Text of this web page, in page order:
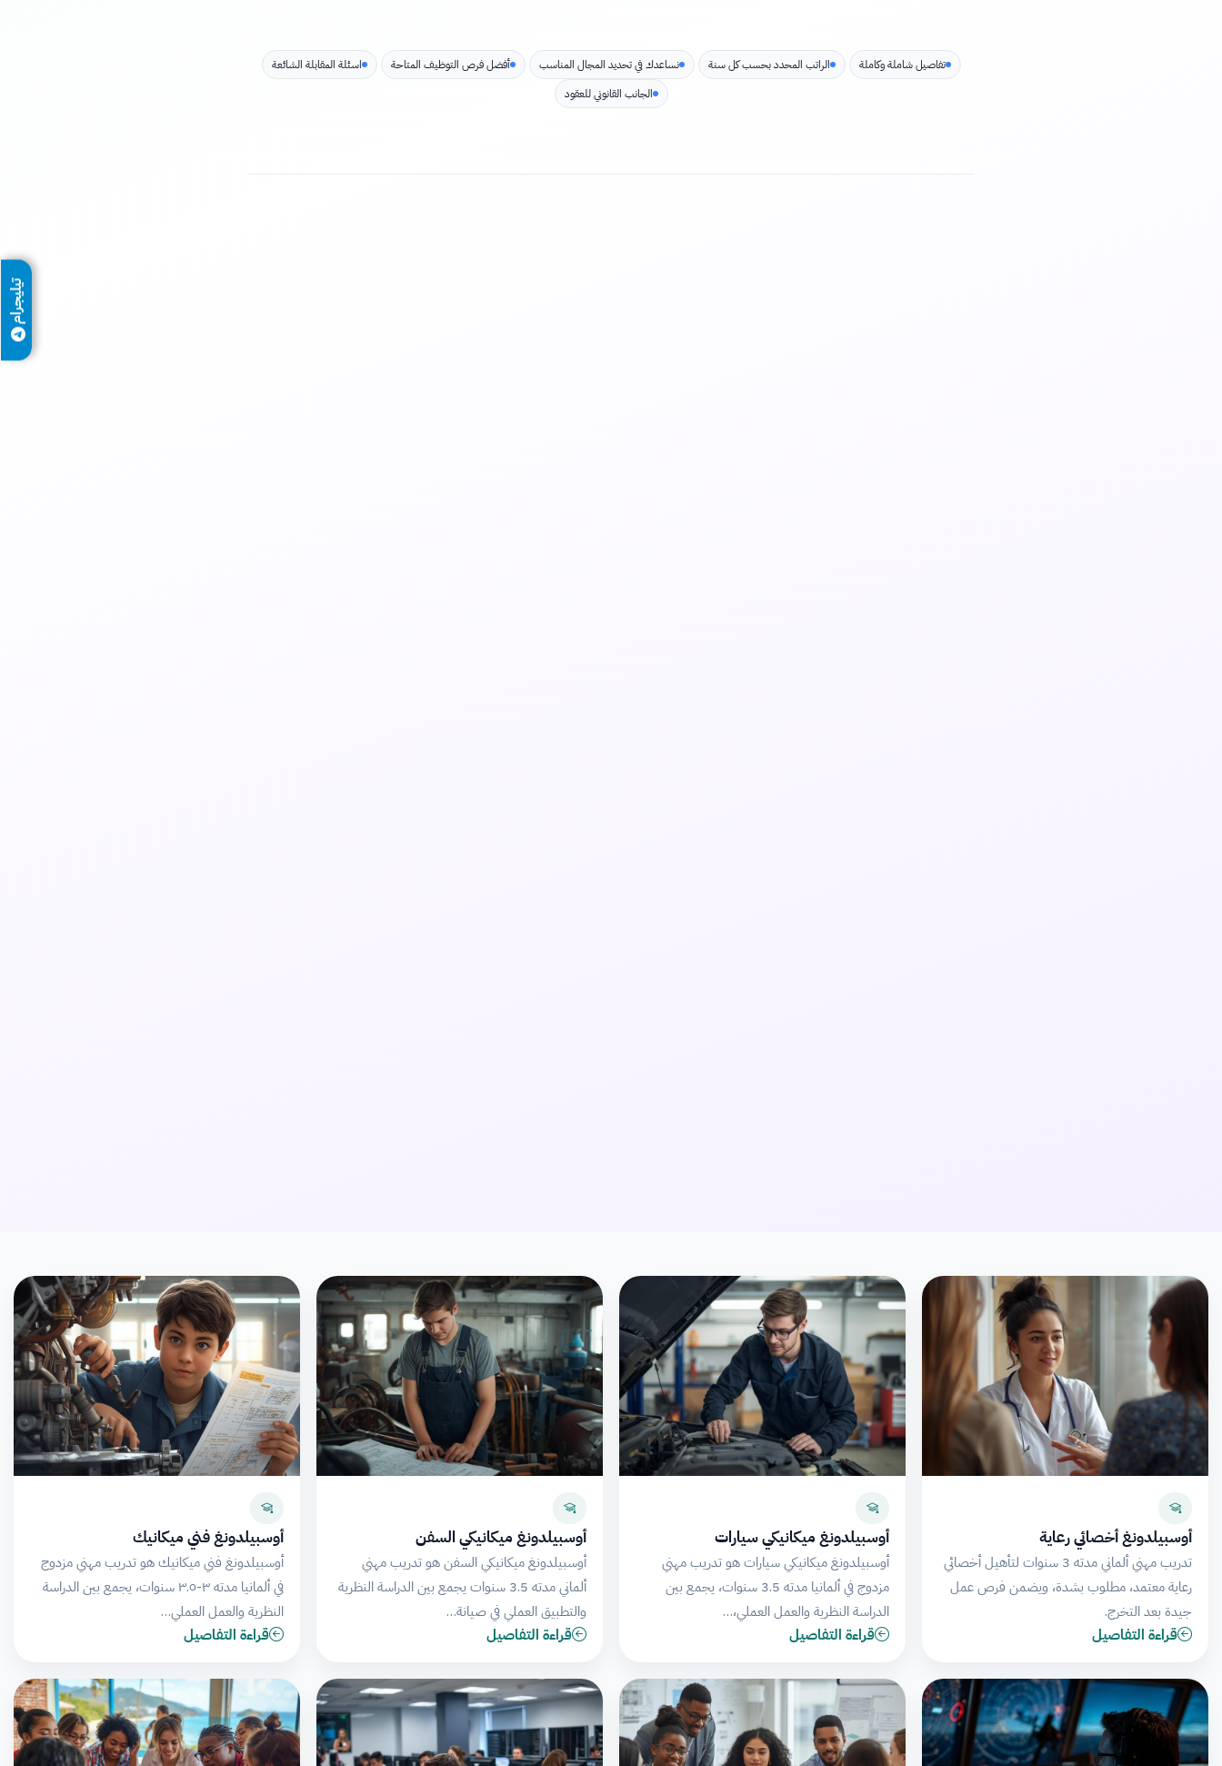
تفاصيل شاملة وكاملة الراتب المحدد بحسب كل سنة نساعدك في تحديد المجال المناسب أفضل فرص التوظيف المتاحة
اسئلة المقابلة الشائعة
الجانب القانوني للعقود
أوسبيلدونغ أخصائي رعاية
تدريب مهني ألماني مدته 3 سنوات لتأهيل أخصائي
رعاية معتمد، مطلوب بشدة، ويضمن فرص عمل
جيدة بعد التخرج.
قراءة التفاصيل
أوسبيلدونغ ميكانيكي سيارات
أوسبيلدونغ ميكانيكي سيارات هو تدريب مهني
مزدوج في ألمانيا مدته 3.5 سنوات، يجمع بين
الدراسة النظرية والعمل العملي،…
قراءة التفاصيل
أوسبيلدونغ ميكانيكي السفن
أوسبيلدونغ ميكانيكي السفن هو تدريب مهني
ألماني مدته 3.5 سنوات يجمع بين الدراسة النظرية
والتطبيق العملي في صيانة…
قراءة التفاصيل
أوسبيلدونغ فني ميكانيك
أوسبيلدونغ فني ميكانيك هو تدريب مهني مزدوج
في ألمانيا مدته ٣-٣.٥ سنوات، يجمع بين الدراسة
النظرية والعمل العملي…
قراءة التفاصيل
تيليجرام